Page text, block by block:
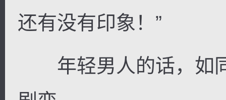
还有没有印象！”
年轻男人的话，如